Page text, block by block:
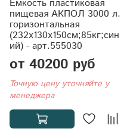
Ёмкость пластиковая
пищевая АКПОЛ 3000 л.
горизонтальная
(232x130x150см;85кг;син
ий) - арт.555030
от 40200 руб
Точную цену уточняйте у
менеджера